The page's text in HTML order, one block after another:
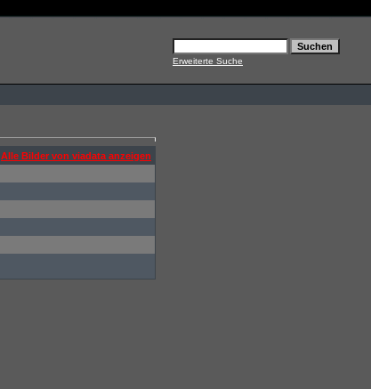
Erweiterte Suche
Alle Bilder von viadata anzeigen